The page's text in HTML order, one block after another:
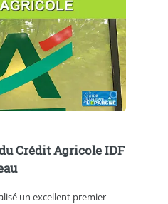
Crédit Agricole IDF
un excellent premier